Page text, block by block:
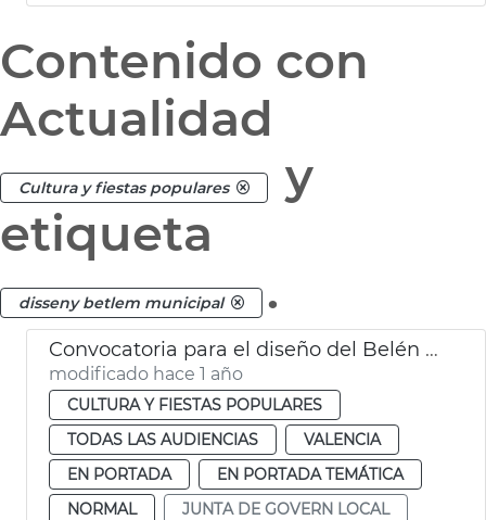
Contenido con
Actualidad
Cultura y fiestas populares
y
etiqueta
disseny betlem municipal .
Convocatoria para el diseño del Belén de Navidad de València 2025/2026
modificado hace 1 año
CULTURA Y FIESTAS POPULARES
TODAS LAS AUDIENCIAS
VALENCIA
EN PORTADA
EN PORTADA TEMÁTICA
NORMAL
JUNTA DE GOVERN LOCAL